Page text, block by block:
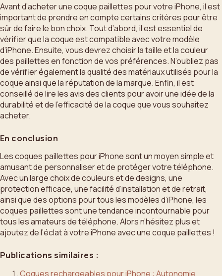
Avant d’acheter une coque paillettes pour votre iPhone, il est
important de prendre en compte certains critères pour être
sûr de faire le bon choix. Tout d’abord, il est essentiel de
vérifier que la coque est compatible avec votre modèle
d’iPhone. Ensuite, vous devrez choisir la taille et la couleur
des paillettes en fonction de vos préférences. N’oubliez pas
de vérifier également la qualité des matériaux utilisés pour la
coque ainsi que la réputation de la marque. Enfin, il est
conseillé de lire les avis des clients pour avoir une idée de la
durabilité et de l’efficacité de la coque que vous souhaitez
acheter.
En conclusion
Les coques paillettes pour iPhone sont un moyen simple et
amusant de personnaliser et de protéger votre téléphone.
Avec un large choix de couleurs et de designs, une
protection efficace, une facilité d’installation et de retrait,
ainsi que des options pour tous les modèles d’iPhone, les
coques paillettes sont une tendance incontournable pour
tous les amateurs de téléphone. Alors n’hésitez plus et
ajoutez de l’éclat à votre iPhone avec une coque paillettes !
Publications similaires :
Coques rechargeables pour iPhone : Autonomie